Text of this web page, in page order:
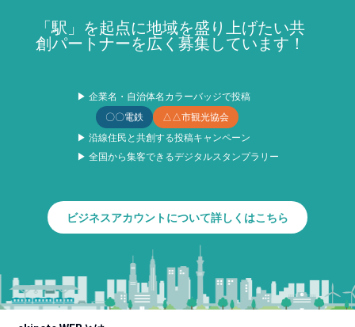
「駅」を起点に地域を盛り上げたい共
創パートナーを広く募集しています！
▶ 企業名・自治体名カラーバッジで投稿
〇〇電鉄
△△市観光協会
▶ 沿線住民と共創する投稿キャンペーン
▶ 全国から集客できるデジタルスタンプラリー
ビジネスアカウントについて詳しくはこちら